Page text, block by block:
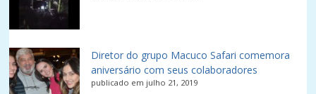
Diretor do grupo Macuco Safari comemora
aniversário com seus colaboradores
publicado em julho 21, 2019